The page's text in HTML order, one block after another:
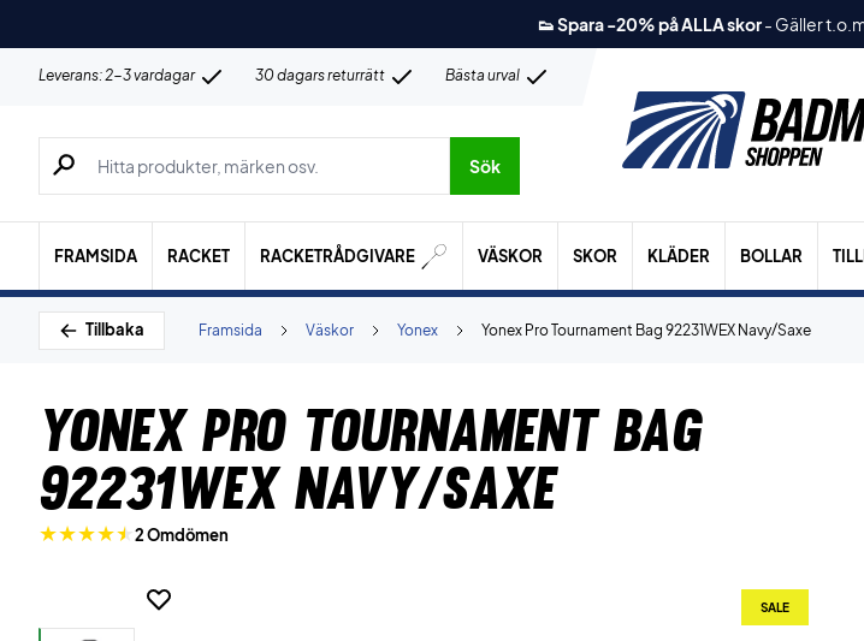
👟 Spara -20% på ALLA skor- Gäller
Leverans: 2-3 vardagar 30 dagars returrätt Bästa urval
Sök efter produkter, märken osv.
Sök
FRAMSIDA RACKET RACKETRÅDGIVARE VÄSKOR SKOR KLÄDER BOLLAR
Tillbaka Yonex Pro Tournament Bag 92231WEX Navy/Saxe
Yonex
Väskor
Framsida
Yonex Pro Tournament Bag
92231WEX Navy/Saxe
2 Omdömen
SALE